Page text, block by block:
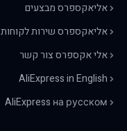
אליאקספרס מבצעים
אליאקספרס שירות לקוחות
אלי אקספרס צור קשר
AliExpress in English
AliExpress на русском